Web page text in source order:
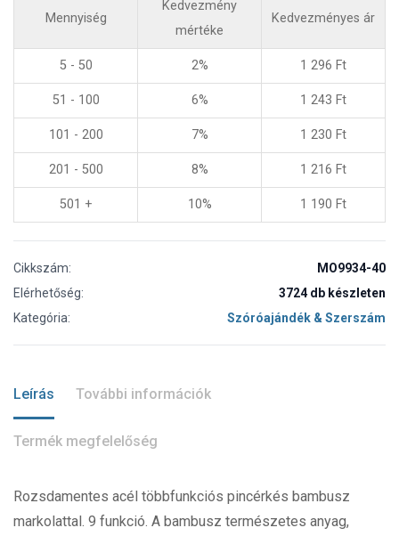
Mennyiség
Kedvezmény
mértéke
Kedvezményes ár
5 - 50 2% 1 296 Ft
51 - 100 6% 1 243 Ft
101 - 200 7% 1 230 Ft
201 - 500 8% 1 216 Ft
501 + 10% 1 190 Ft
Cikkszám:
MO9934-40
Elérhetőség:
3724 db készleten
Kategória:
Szóróajándék & Szerszám
Leírás További információk
Termék megfelelőség
Rozsdamentes acél többfunkciós pincérkés bambusz
markolattal. 9 funkció. A bambusz természetes anyag,